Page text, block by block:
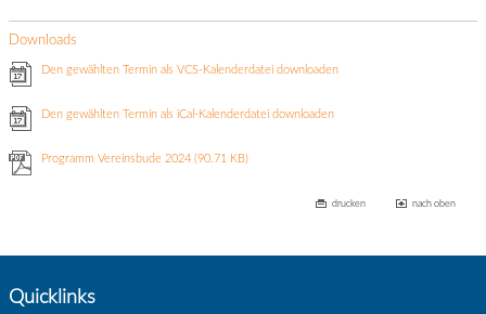
Downloads
Den gewählten Termin als VCS-Kalenderdatei downloaden
Den gewählten Termin als iCal-Kalenderdatei downloaden
Programm Vereinsbude 2024(90.71 KB)
drucken nach oben
Quicklinks